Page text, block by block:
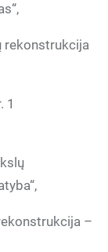
rekonstrukcija
1
–